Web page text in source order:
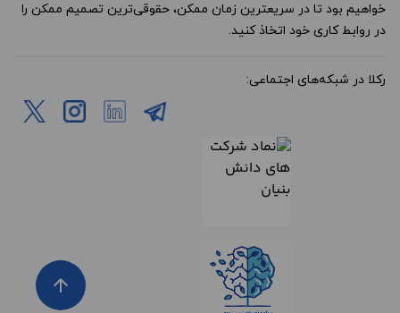
خواهیم بود تا در سریعترین زمان ممکن، حقوقی‌ترین تصمیم ممکن را
در روابط کاری خود اتخاذ کنید.
رکلا در شبکه‌های اجتماعی:
arrow_upward